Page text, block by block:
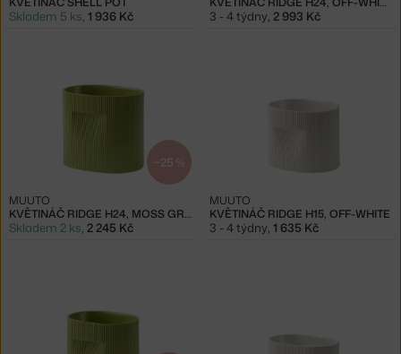
Skladem 5 ks 1 936 Kč 3 - 4 týdny 2 993 Kč
−25 %
KVĚTINÁČ RIDGE H24, MOSS GREEN
MUUTO
Skladem 2 ks, 2 245 Kč
KVĚTINÁČ RIDGE H15, OFF-WHITE
MUUTO
3 - 4 týdny, 1 635 Kč